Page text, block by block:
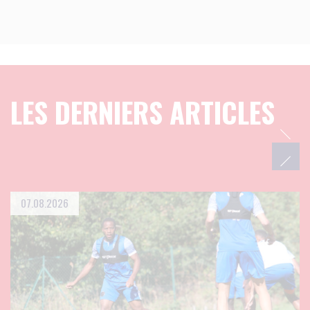
LES DERNIERS ARTICLES
07.08.2026